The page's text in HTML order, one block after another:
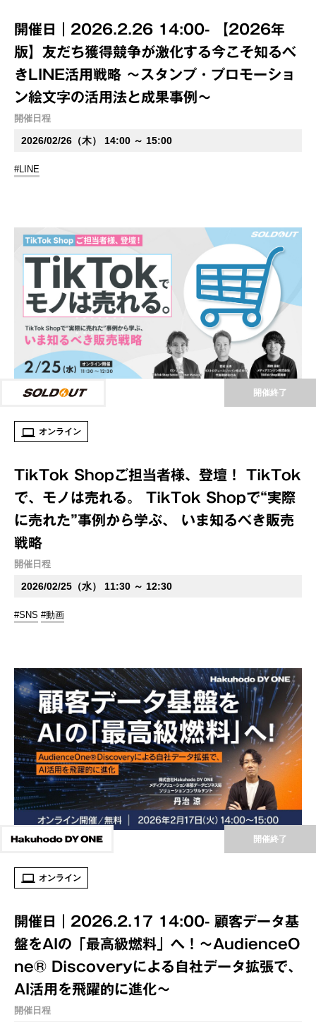
開催日｜2026.2.26 14:00- 【2026年
版】友だち獲得競争が激化する今こそ知るべ
きLINE活用戦略 ～スタンプ・プロモーショ
ン絵文字の活用法と成果事例～
開催日程
2026/02/26（木） 14:00 ～ 15:00
#LINE
開催終了
オンライン
TikTok Shopご担当者様、登壇！ TikTok
で、モノは売れる。 TikTok Shopで“実際
に売れた”事例から学ぶ、 いま知るべき販売
戦略
開催日程
2026/02/25（水） 11:30 ～ 12:30
#SNS #動画
開催終了
オンライン
開催日｜2026.2.17 14:00- 顧客データ基
盤をAIの「最高級燃料」へ！～AudienceO
ne® Discoveryによる自社データ拡張で、
AI活用を飛躍的に進化～
開催日程